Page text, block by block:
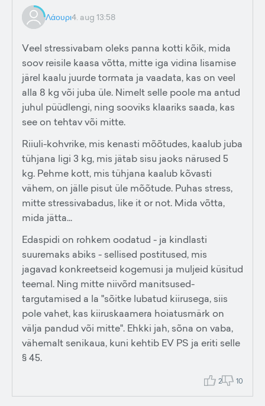
Λάουρι4. aug 13:58
Veel stressivabam oleks panna kotti kõik, mida
soov reisile kaasa võtta, mitte iga vidina lisamise
järel kaalu juurde tormata ja vaadata, kas on veel
alla 8 kg või juba üle. Nimelt selle poole ma antud
juhul püüdlengi, ning sooviks klaariks saada, kas
see on tehtav või mitte.
Riiuli-kohvrike, mis kenasti mõõtudes, kaalub juba
tühjana ligi 3 kg, mis jätab sisu jaoks närused 5
kg. Pehme kott, mis tühjana kaalub kõvasti
vähem, on jälle pisut üle mõõtude. Puhas stress,
mitte stressivabadus, like it or not. Mida võtta,
mida jätta...
Edaspidi on rohkem oodatud - ja kindlasti
suuremaks abiks - sellised postitused, mis
jagavad konkreetseid kogemusi ja muljeid küsitud
teemal. Ning mitte niivõrd manitsused-
targutamised a la "sõitke lubatud kiirusega, siis
pole vahet, kas kiiruskaamera hoiatusmärk on
välja pandud või mitte". Ehkki jah, sõna on vaba,
vähemalt senikaua, kuni kehtib EV PS ja eriti selle
§ 45.
2 10